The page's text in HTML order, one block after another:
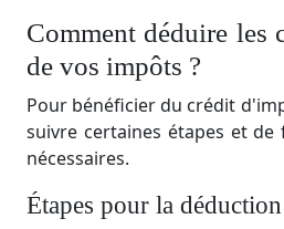
Comment déduire les
de vos impôts ?
Pour bénéficier du crédit
suivre certaines étapes et
nécessaires.
Étapes pour la